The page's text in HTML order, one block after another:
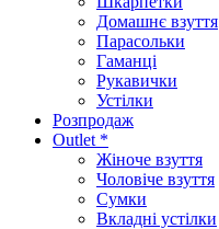
Домашнє взуття
Парасольки
Гаманці
Рукавички
Устілки
Розпродаж
Outlet *
Жіноче взуття
Чоловіче взуття
Сумки
Вкладні устілки